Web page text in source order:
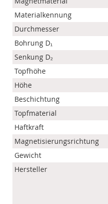
Materialkennung
Durchmesser
Bohrung D₁
Senkung D₂
Topfhöhe
Höhe
Beschichtung
Topfmaterial
Haftkraft
Magnetisierungsrichtung
Gewicht
Hersteller